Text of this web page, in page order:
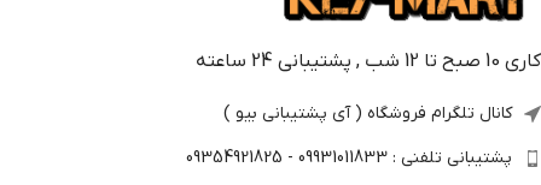
کاری 10 صبح تا 12 شب , پشتیبانی 24 ساعته
کانال تلگرام فروشگاه ( آی پشتیبانی بیو )
پشتیبانی تلفنی : 09931011833 - 09354921825